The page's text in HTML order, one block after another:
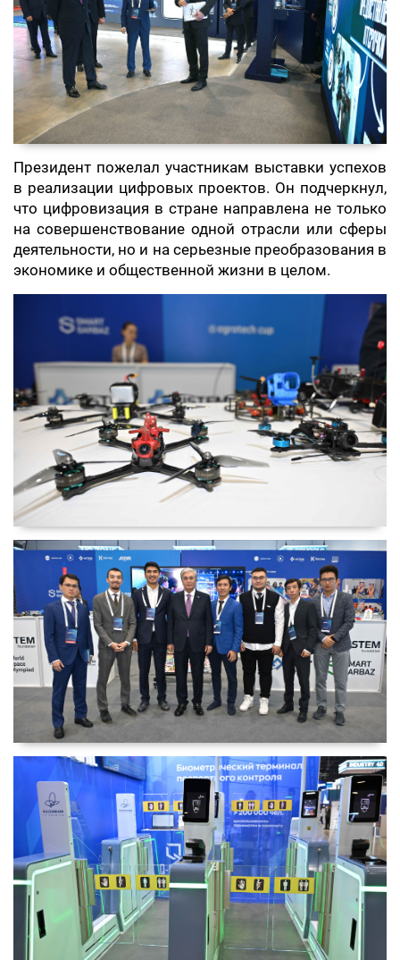
Президент пожелал участникам выставки успехов
в реализации цифровых проектов. Он подчеркнул,
что цифровизация в стране направлена не только
на совершенствование одной отрасли или сферы
деятельности, но и на серьезные преобразования в
экономике и общественной жизни в целом.